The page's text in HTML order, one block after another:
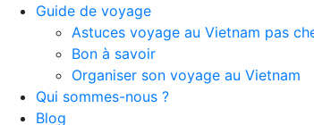
Guide de voyage
Astuces voyage au Vietnam pas
Bon à savoir
Organiser son voyage au Vietnam
Qui sommes-nous ?
Blog